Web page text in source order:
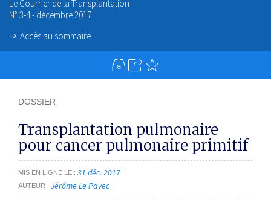
Le Courrier de la Transplantation
N° 3-4 - décembre 2017
Accès au sommaire
DOSSIER
Transplantation pulmonaire
pour cancer pulmonaire primitif
MIS EN LIGNE LE 31 déc. 2017
AUTEUR Jérôme Le Pavec